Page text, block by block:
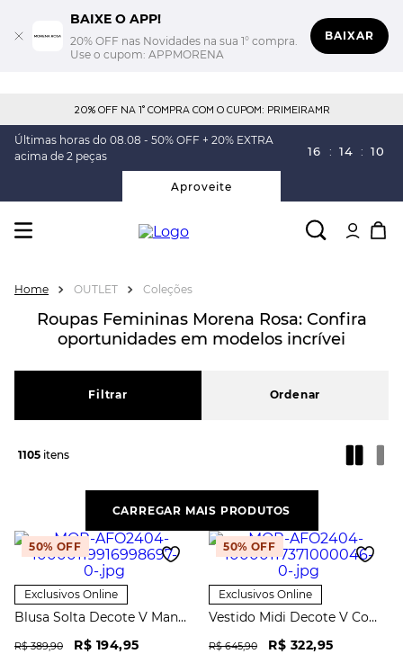
BAIXE O APP!
20% OFF nas Novidades na sua 1° compra.
Use o cupom: APPMORENA
BAIXAR
20% OFF NA 1° COMPRA COM O CUPOM: PRIMEIRAMR
Últimas horas do 08.08 - 50% OFF + 20% EXTRA
acima de 2 peças
16 : 14 : 09
Aproveite
OUTLET Coleções
Roupas Femininas Morena Rosa: Confira
oportunidades em modelos incrívei
Filtrar
1105
50% OFF
Exclusivos Online
Blusa Solta Decote V Manga
R$ 389,90 R$ 194,95
50% OFF
Exclusivos Online
Vestido Midi Decote V Com
R$ 645,90 R$ 322,95